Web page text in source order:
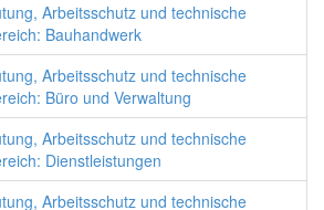
Arbeitsschutz und technische
Bauhandwerk
Arbeitsschutz und technische
Büro und Verwaltung
Arbeitsschutz und technische
Dienstleistungen
Arbeitsschutz und technische